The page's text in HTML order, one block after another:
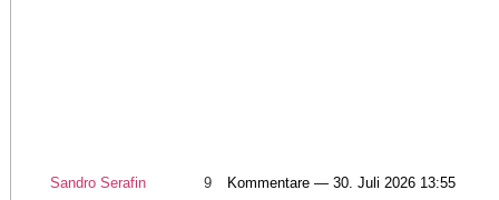
Sandro Serafin 9 Kommentare — 30. Juli 2026 13:55